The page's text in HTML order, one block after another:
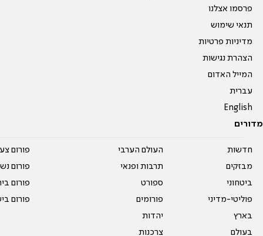
פרסמו אצלנו
תנאי שימוש
מדיניות פרטיות
הצהרת נגישות
המייל האדום
עברית
English
מדורים
חדשות
מבזקים
ביטחוני
פוליטי-מדיני
בארץ
בעולם
העולם הערבי
תרבות ופנאי
ספורט
פורומים
יהדות
צרכנות
פורום
פורום
פורום
פורום